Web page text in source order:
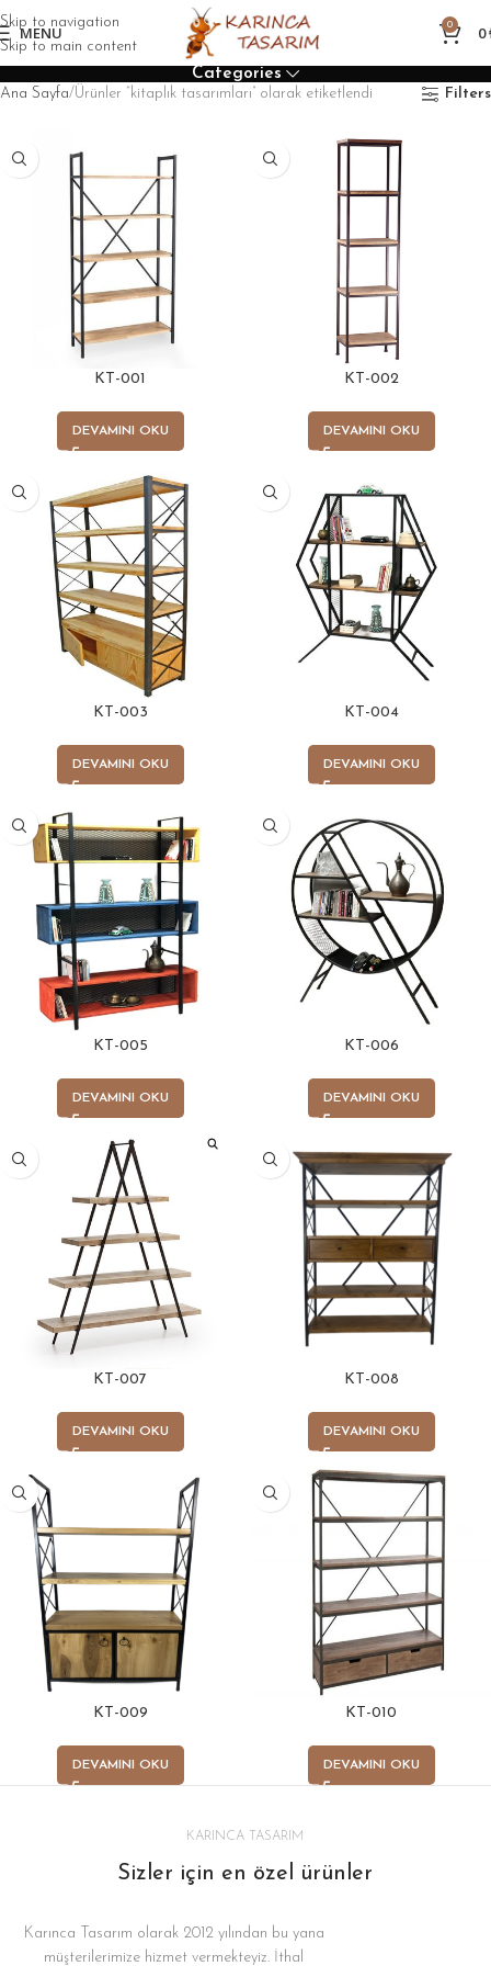
Skip to navigation
Skip to main content
MENU 0 0
Categories
Ana Sayfa Ürünler “kitaplık tasarımları” olarak etiketlendi Filters
KT-001
DEVAMINI OKU
KT-002
DEVAMINI OKU
KT-003
DEVAMINI OKU
KT-004
DEVAMINI OKU
KT-005
DEVAMINI OKU
KT-006
DEVAMINI OKU
KT-007
DEVAMINI OKU
KT-008
DEVAMINI OKU
KT-009
DEVAMINI OKU
KT-010
DEVAMINI OKU
KARINCA TASARIM
Sizler için en özel ürünler
Karınca Tasarım olarak 2012 yılından bu yana
müşterilerimize hizmet vermekteyiz. İthal